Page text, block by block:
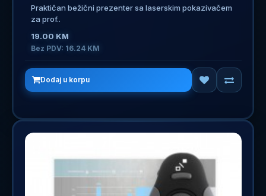
Praktičan bežični prezenter sa laserskim pokazivačem
za prof..
19.00 KM
Bez PDV: 16.24 KM
Dodaj u korpu